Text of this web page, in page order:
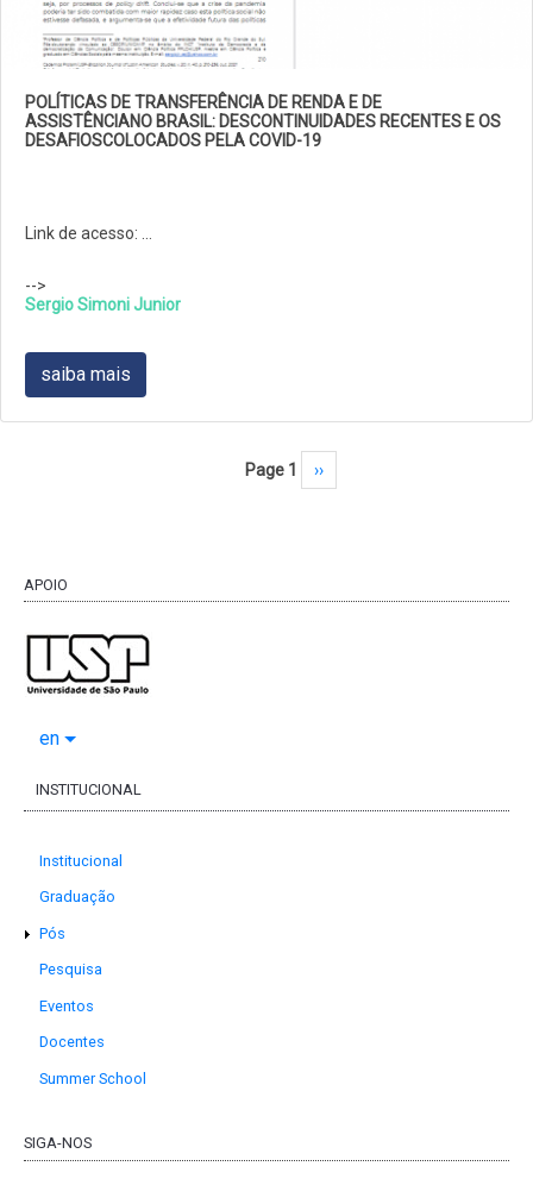
POLÍTICAS DE TRANSFERÊNCIA DE RENDA E DE
ASSISTÊNCIANO BRASIL: DESCONTINUIDADES RECENTES E OS
DESAFIOSCOLOCADOS PELA COVID-19
Link de acesso: …
-->
Sergio Simoni Junior
saiba mais
Page 1 Next page
››
APOIO
en
INSTITUCIONAL
Institucional
Graduação
Pós
Pesquisa
Eventos
Docentes
Summer School
SIGA-NOS